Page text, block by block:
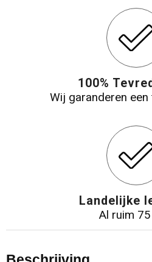
100%
Wij garanderen
Landelijke
Al ruim